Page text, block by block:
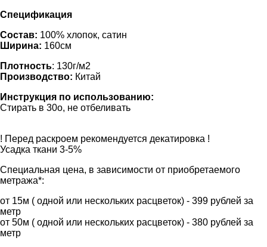
Спецификация
Состав: 100% хлопок, сатин
Ширина: 160см
Плотность: 130г/м2
Производство: Китай
Инструкция по использованию:
Стирать в 30o, не отбеливать
! Перед раскроем рекомендуется декатировка !
Усадка ткани 3-5%
Специальная цена, в зависимости от приобретаемого
метража*:
от 15м ( одной или нескольких расцветок) - 399 рублей за
метр
от 50м ( одной или нескольких расцветок) - 380 рублей за
метр